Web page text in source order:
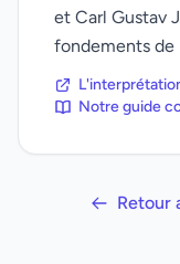
et Carl Gustav
fondements de
Notre guide
Retour